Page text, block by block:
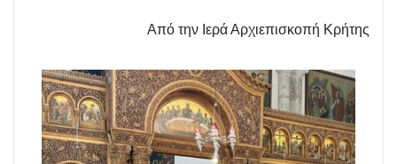
Από την Ιερά Αρχιεπισκοπή Κρήτης